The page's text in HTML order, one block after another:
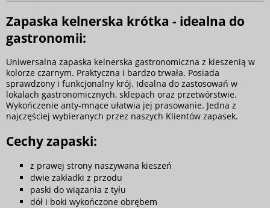
Zapaska kelnerska krótka - idealna do
gastronomii:
Uniwersalna zapaska kelnerska gastronomiczna z kieszenią w
kolorze czarnym. Praktyczna i bardzo trwała. Posiada
sprawdzony i funkcjonalny krój. Idealna do zastosowań w
lokalach gastronomicznych, sklepach oraz przetwórstwie.
Wykończenie anty-mnące ułatwia jej prasowanie. Jedna z
najczęściej wybieranych przez naszych Klientów zapasek.
Cechy zapaski:
z prawej strony naszywana kieszeń
dwie zakładki z przodu
paski do wiązania z tyłu
dół i boki wykończone obrębem